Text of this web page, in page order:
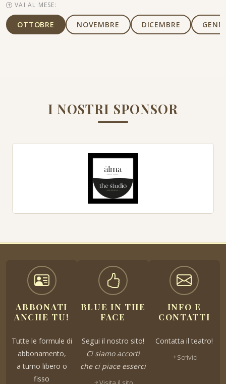
VAI AL MESE:
OTTOBRE NOVEMBRE DICEMBRE
I NOSTRI SPONSOR
ABBONATI
ANCHE TU!
Tutte le formule di
abbonamento,
a turno libero o
fisso
BLUE IN THE
FACE
Segui il nostro sito!
Ci siamo accorti
che ci piace esserci
INFO E
CONTATTI
Contatta il teatro!
Scrivici